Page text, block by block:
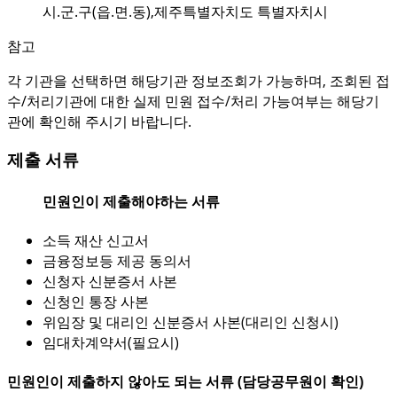
시.군.구(읍.면.동),제주특별자치도 특별자치시
참고
각 기관을 선택하면 해당기관 정보조회가 가능하며, 조회된 접
수/처리기관에 대한 실제 민원 접수/처리 가능여부는 해당기
관에 확인해 주시기 바랍니다.
제출 서류
민원인이 제출해야하는 서류
소득 재산 신고서
금융정보등 제공 동의서
신청자 신분증서 사본
신청인 통장 사본
위임장 및 대리인 신분증서 사본(대리인 신청시)
임대차계약서(필요시)
민원인이 제출하지 않아도 되는 서류 (담당공무원이 확인)